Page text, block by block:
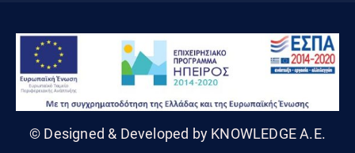
© Designed & Developed by KNOWLEDGE A.E.